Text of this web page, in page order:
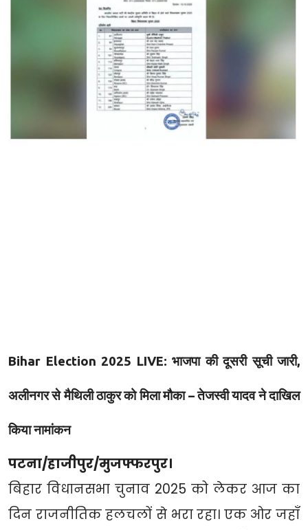
Bihar Election 2025 LIVE: भाजपा की दूसरी सूची जारी,
अलीनगर से मैथिली ठाकुर को मिला मौका – तेजस्वी यादव ने दाखिल
किया नामांकन
पटना/हाजीपुर/मुजफ्फरपुर।
बिहार विधानसभा चुनाव 2025 को लेकर आज का
दिन राजनीतिक हलचलों से भरा रहा। एक ओर जहाँ